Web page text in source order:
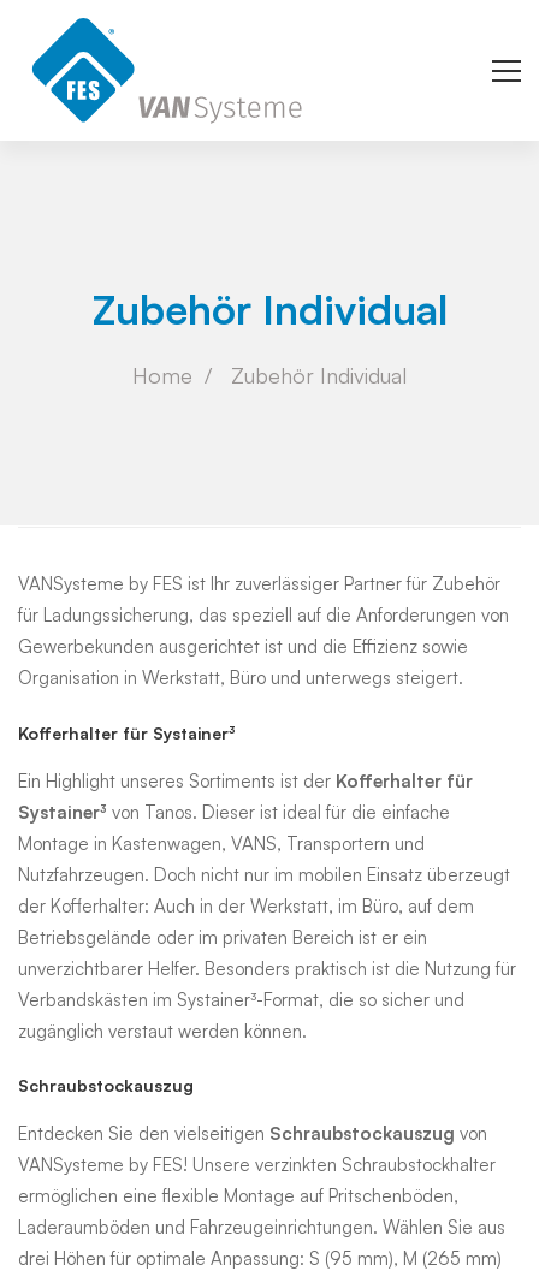
Zubehör Individual
Home Zubehör Individual
Zubehör
Individual
VANSysteme by FES ist Ihr zuverlässiger Partner für Zubehör
für Ladungssicherung, das speziell auf die Anforderungen von
Gewerbekunden ausgerichtet ist und die Effizienz sowie
Organisation in Werkstatt, Büro und unterwegs steigert.
Kofferhalter für Systainer³
Ein Highlight unseres Sortiments ist der Kofferhalter für
Systainer³ von Tanos. Dieser ist ideal für die einfache
Montage in Kastenwagen, VANS, Transportern und
Nutzfahrzeugen. Doch nicht nur im mobilen Einsatz überzeugt
der Kofferhalter: Auch in der Werkstatt, im Büro, auf dem
Betriebsgelände oder im privaten Bereich ist er ein
unverzichtbarer Helfer. Besonders praktisch ist die Nutzung für
Verbandskästen im Systainer³-Format, die so sicher und
zugänglich verstaut werden können.
Schraubstockauszug
Entdecken Sie den vielseitigen Schraubstockauszug von
VANSysteme by FES! Unsere verzinkten Schraubstockhalter
ermöglichen eine flexible Montage auf Pritschenböden,
Laderaumböden und Fahrzeugeinrichtungen. Wählen Sie aus
drei Höhen für optimale Anpassung: S (95 mm), M (265 mm)